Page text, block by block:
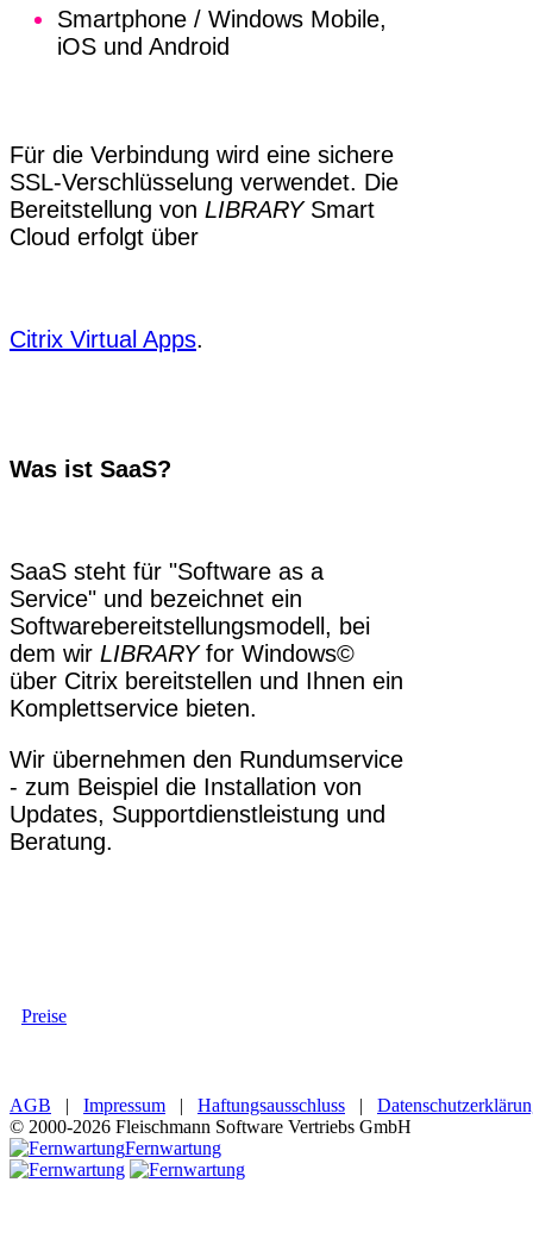
Smartphone / Windows Mobile,
iOS und Android
Für die Verbindung wird eine sichere
SSL-Verschlüsselung verwendet. Die
Bereitstellung von LIBRARYSmart
Cloud erfolgt über
Citrix Virtual Apps.
Was ist SaaS?
SaaS steht für "Software as a
Service" und bezeichnet ein
Softwarebereitstellungsmodell, bei
dem wir LIBRARYfor Windows©
über Citrix bereitstellen und Ihnen ein
Komplettservice bieten.
Wir übernehmen den Rundumservice
- zum Beispiel die Installation von
Updates, Supportdienstleistung und
Beratung.
Preise
AGB | Impressum | Haftungsausschluss |
© 2000-2026 Fleischmann Software Vertriebs GmbH
Fernwartung